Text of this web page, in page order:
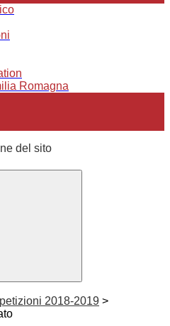
Romagna
del sito
2018-2019 >